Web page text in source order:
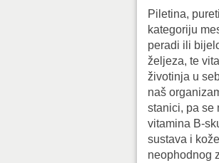
Piletina,
kategoriju
peradi ili
željeza, te
životinja u
naš
stanici, pa se
vitamina B-
sustava i
neophodnog